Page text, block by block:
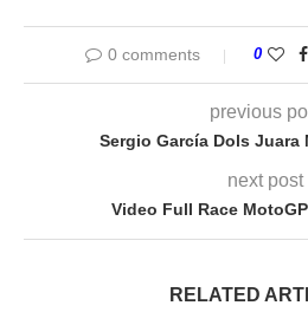
0 comments 0
previous
Sergio García Dols Juara
next post
Video Full Race
RELATED